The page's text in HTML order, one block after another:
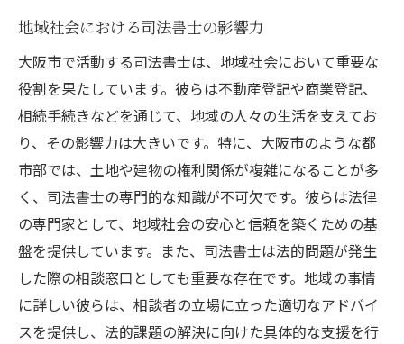
続きまで
不動産登記業務の流れとその重要性
商業登記の手続きをスムーズに進める方法
相続手続きでの注意点とサポート内容
日常業務におけるクライアント対応の工夫
業務の終了と翌日の準備
大阪市で活躍する司法書士クライアントの信頼
を得る秘訣
安心感を提供するためのコミュニケーショ
ン
地域社会における司法書士の影響力
大阪市で活動する司法書士は、地域社会において重要な
役割を果たしています。彼らは不動産登記や商業登記、
相続手続きなどを通じて、地域の人々の生活を支えてお
り、その影響力は大きいです。特に、大阪市のような都
市部では、土地や建物の権利関係が複雑になることが多
く、司法書士の専門的な知識が不可欠です。彼らは法律
の専門家として、地域社会の安心と信頼を築くための基
盤を提供しています。また、司法書士は法的問題が発生
した際の相談窓口としても重要な存在です。地域の事情
に詳しい彼らは、相談者の立場に立った適切なアドバイ
スを提供し、法的課題の解決に向けた具体的な支援を行